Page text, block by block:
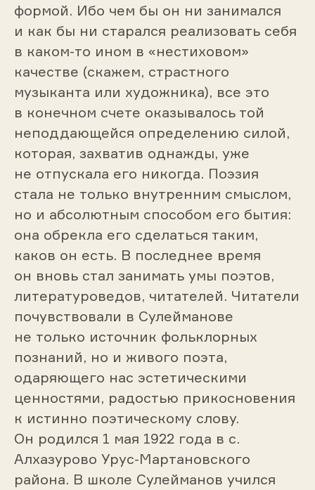
формой. Ибо чем бы он ни занимался
и как бы ни старался реализовать себя
в каком-то ином в «нестиховом»
качестве (скажем, страстного
музыканта или художника), все это
в конечном счете оказывалось той
неподдающейся определению силой,
которая, захватив однажды, уже
не отпускала его никогда. Поэзия
стала не только внутренним смыслом,
но и абсолютным способом его бытия:
она обрекла его сделаться таким,
каков он есть. В последнее время
он вновь стал занимать умы поэтов,
литературоведов, читателей. Читатели
почувствовали в Сулейманове
не только источник фольклорных
познаний, но и живого поэта,
одаряющего нас эстетическими
ценностями, радостью прикосновения
к истинно поэтическому слову.
Он родился 1 мая 1922 года в с.
Алхазурово Урус-Мартановского
района. В школе Сулейманов учился